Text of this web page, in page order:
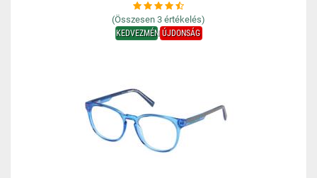
(Összesen 3 értékelés)
KEDVEZMÉNYÚJDONSÁG